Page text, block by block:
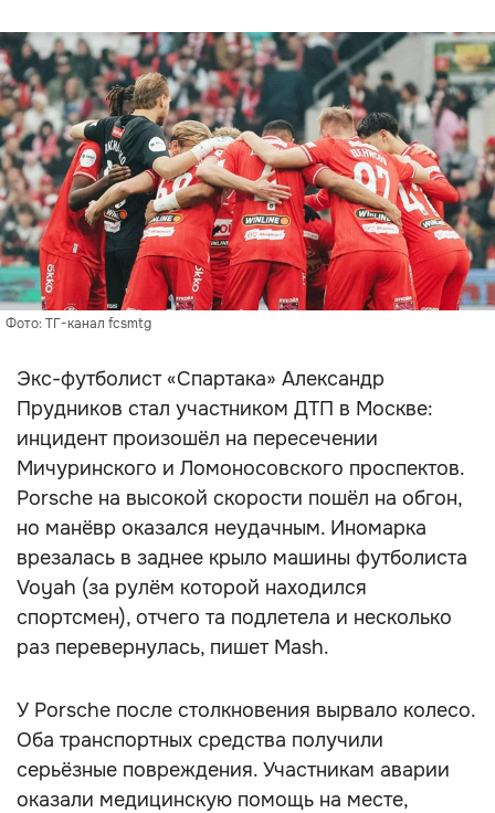
Фото: ТГ-канал fcsmtg
Экс-футболист «Спартака» Александр
Прудников стал участником ДТП в Москве:
инцидент произошёл на пересечении
Мичуринского и Ломоносовского проспектов.
Porsche на высокой скорости пошёл на обгон,
но манёвр оказался неудачным. Иномарка
врезалась в заднее крыло машины футболиста
Voyah (за рулём которой находился
спортсмен), отчего та подлетела и несколько
раз перевернулась, пишет Mash.
У Porsche после столкновения вырвало колесо.
Оба транспортных средства получили
серьёзные повреждения. Участникам аварии
оказали медицинскую помощь на месте,